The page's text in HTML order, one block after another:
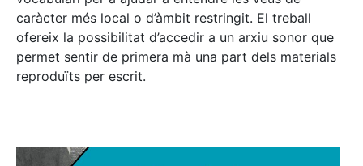
caràcter més local o d’àmbit restringit. El treball
ofereix la possibilitat d’accedir a un arxiu sonor que
permet sentir de primera mà una part dels materials
reproduïts per escrit.